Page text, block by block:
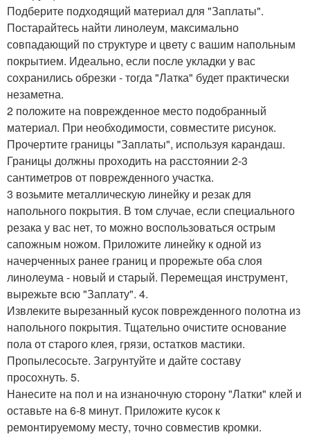
Подберите подходящий материал для "Заплаты".
Постарайтесь найти линолеум, максимально
совпадающий по структуре и цвету с вашим напольным
покрытием. Идеально, если после укладки у вас
сохранились обрезки - тогда "Латка" будет практически
незаметна.
2 положите на поврежденное место подобранный
материал. При необходимости, совместите рисунок.
Прочертите границы "Заплаты", используя карандаш.
Границы должны проходить на расстоянии 2-3
сантиметров от поврежденного участка.
3 возьмите металлическую линейку и резак для
напольного покрытия. В том случае, если специального
резака у вас нет, то можно воспользоваться острым
сапожным ножом. Приложите линейку к одной из
начерченных ранее границ и прорежьте оба слоя
линолеума - новый и старый. Перемещая инструмент,
вырежьте всю "Заплату". 4.
Извлеките вырезанный кусок поврежденного полотна из
напольного покрытия. Тщательно очистите основание
пола от старого клея, грязи, остатков мастики.
Пропылесосьте. Загрунтуйте и дайте составу
просохнуть. 5.
Нанесите на пол и на изнаночную сторону "Латки" клей и
оставьте на 6-8 минут. Приложите кусок к
ремонтируемому месту, точно совместив кромки.